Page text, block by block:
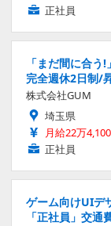
正社員
「まだ間に合
完全週休2日制/
株式会社GUM
埼玉県
月給22万
正社員
ゲーム向けUIデ
「正社員」交